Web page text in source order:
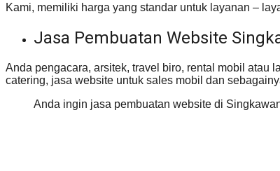
Kami, memiliki harga yang standar untuk layanan –
Jasa Pembuatan Website
Anda pengacara, arsitek, travel biro, rental mobil atau
catering, jasa website untuk sales mobil dan
Anda ingin jasa pembuatan website di